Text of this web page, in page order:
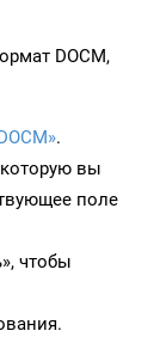
DOCM,
.
которую вы
поле
чтобы